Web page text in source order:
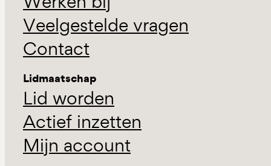
Veelgestelde vragen
Contact
Lidmaatschap
Lid worden
Actief inzetten
Mijn account